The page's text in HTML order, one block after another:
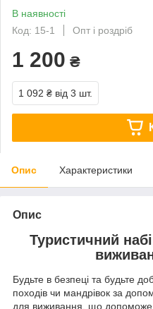
В наявності
Код: 15-1
Опт і роздріб
1 200 ₴
1 092 ₴ від 3 шт.
Опис Характеристики
Опис
Туристичний
Будьте в безпеці та будьте
походів чи мандрівок за
для виживання, що допоможе